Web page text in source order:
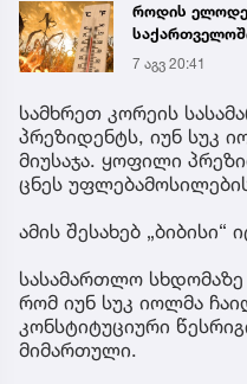
„ერთი
ვთქვა, ის
ნათელს, თუ
ნია იმნაძე
ავალიანის
7 აგვ 20:19
სამხრეთ კორეის
პრეზიდენტს, იუნ სუკ
მიუსაჯა. ყოფილი
ცნეს
ამის შესახებ „ბიბისი“
სასამართლო
რომ იუნ სუკ იოლმა
კონსტიტუციური
მიმართული.